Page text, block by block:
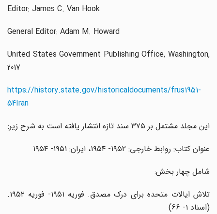
Editor: James C. Van Hook
General Editor: Adam M. Howard
United States Government Publishing Office, Washington,
2017
https://history.state.gov/historicaldocuments/frus1951-
54Iran
این مجلد مشتمل بر ۳۷۵ سند تازه انتشار یافته است به شرح زیر:
عنوان کتاب:‌ روابط خارجی: ۱۹۵۲- ۱۹۵۴، ایران: ۱۹۵۱- ۱۹۵۴
شامل چهار بخش:‌
تلاش ایالات متحده برای درک مصدق. فوریه ۱۹۵۱- فوریه ۱۹۵۲.
(اسناد ۱- ۶۶)